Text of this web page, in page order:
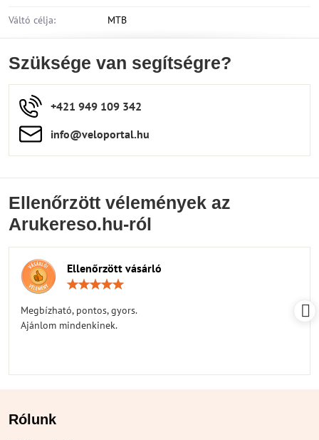
Váltó célja: MTB
Szüksége van segítségre?
+421 949 109 342
info​​@veloportal​.hu
Ellenőrzött vélemények az
Arukereso.hu-ról
Ellenőrzött vásárló
Megbízható, pontos, gyors.
Ajánlom mindenkinek.
Rólunk